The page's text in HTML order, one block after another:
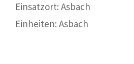
Einsatzort: Asbach
Einheiten: Asbach